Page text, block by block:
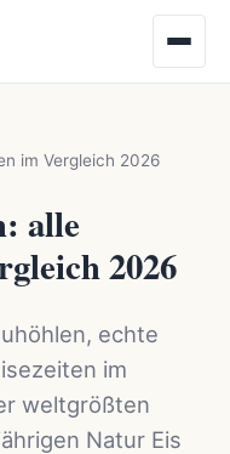
im Vergleich 2026
alle
2026
echte
im
weltgrößten
Natur Eis